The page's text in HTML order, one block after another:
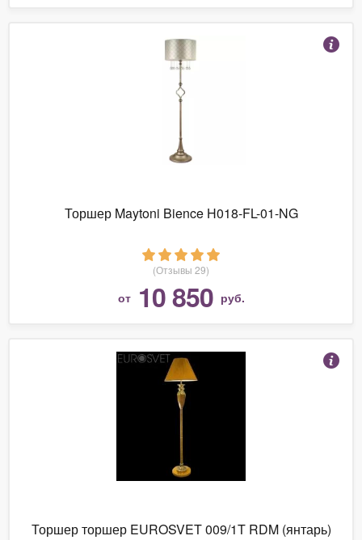
Торшер Maytoni Bience H018-FL-01-NG
(Отзывы 29)
от 10 850 руб.
Торшер торшер EUROSVET 009/1T RDM (янтарь)